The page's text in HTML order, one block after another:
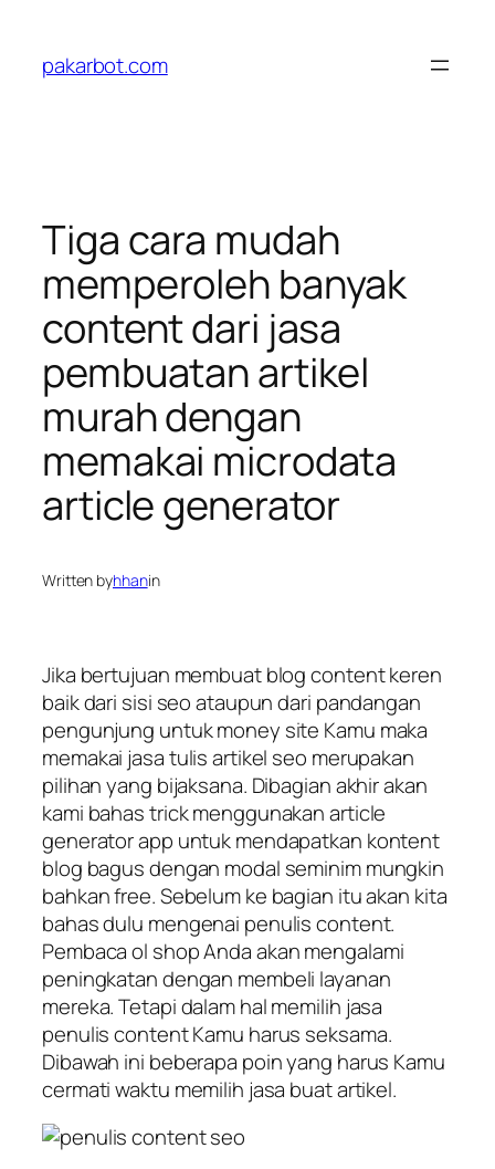
content
pakarbot.com
Tiga cara mudah
memperoleh banyak
content dari jasa
pembuatan artikel
murah dengan
memakai microdata
article generator
Written byhhanin
Jika bertujuan membuat blog content keren
baik dari sisi seo ataupun dari pandangan
pengunjung untuk money site Kamu maka
memakai jasa tulis artikel seo merupakan
pilihan yang bijaksana. Dibagian akhir akan
kami bahas trick menggunakan article
generator app untuk mendapatkan kontent
blog bagus dengan modal seminim mungkin
bahkan free. Sebelum ke bagian itu akan kita
bahas dulu mengenai penulis content.
Pembaca ol shop Anda akan mengalami
peningkatan dengan membeli layanan
mereka. Tetapi dalam hal memilih jasa
penulis content Kamu harus seksama.
Dibawah ini beberapa poin yang harus Kamu
cermati waktu memilih jasa buat artikel.